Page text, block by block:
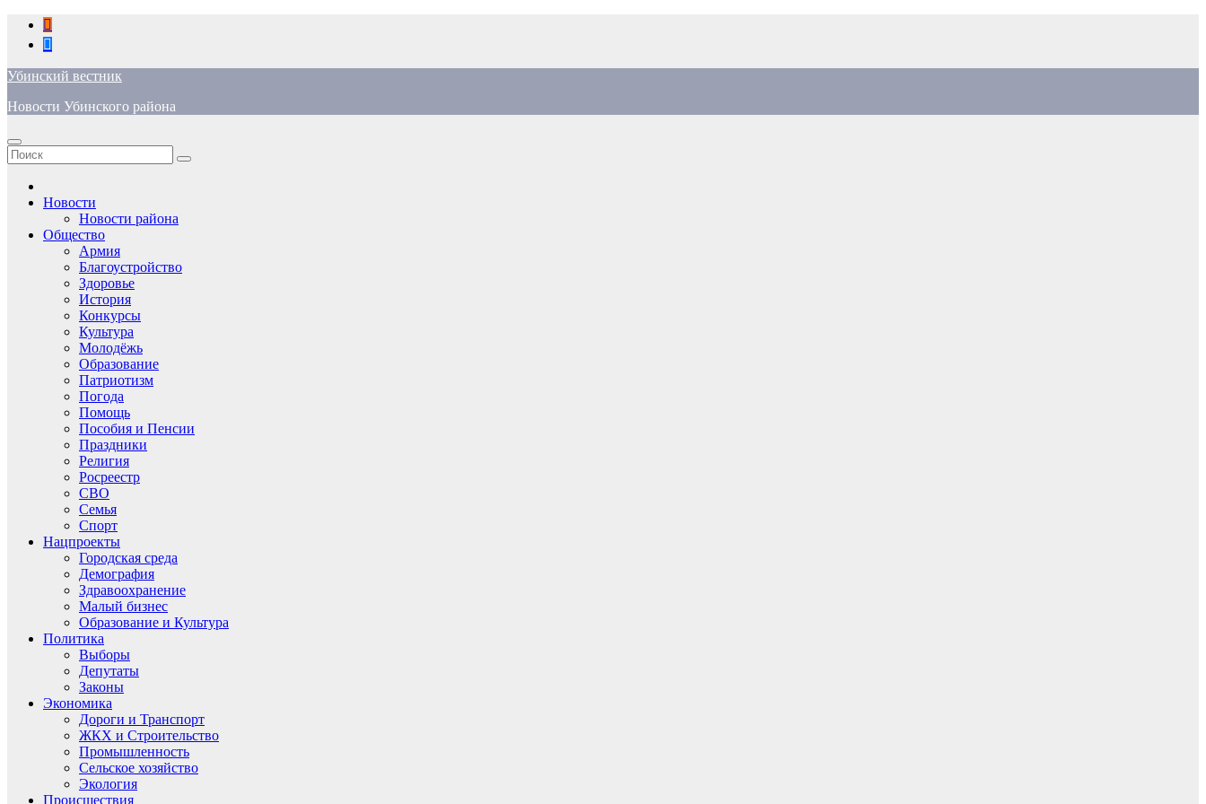
Перейти
содержимому
Убинский вестник
Новости Убинского района
Новости
Новости района
Общество
Армия
Благоустройство
Здоровье
История
Конкурсы
Культура
Молодёжь
Образование
Патриотизм
Погода
Помощь
Пособия и Пенсии
Праздники
Религия
Росреестр
СВО
Семья
Спорт
Нацпроекты
Городская среда
Демография
Здравоохранение
Малый бизнес
Образование и Культура
Политика
Выборы
Депутаты
Законы
Экономика
Дороги и Транспорт
ЖКХ и Строительство
Промышленность
Сельское хозяйство
Экология
Происшествия